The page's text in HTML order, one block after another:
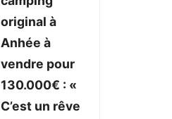
original à
Anhée à
vendre pour
130.000€ : «
C’est un rêve